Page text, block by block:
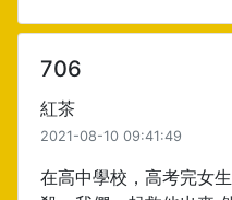
706
紅茶
2021-08-10 09:41:49
在高中學校，高考完女